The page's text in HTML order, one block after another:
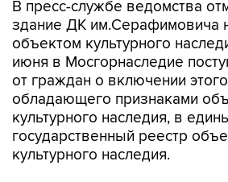
объектом культурного
июня в Мосгорнаследие
от граждан о включении
обладающего признаками
культурного наследия, в
государственный реестр
культурного наследия.
"В настоящее время